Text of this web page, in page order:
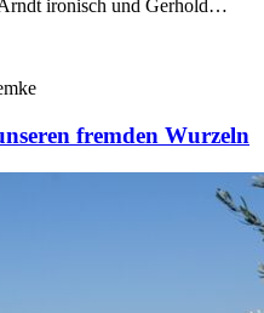
ironisch und Gerhold…
fremden Wurzeln